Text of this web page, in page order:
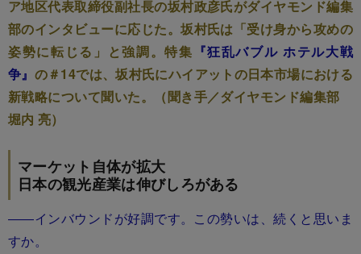
ア地区代表取締役副社長の坂村政彦氏がダイヤモンド編集
部のインタビューに応じた。坂村氏は「受け身から攻めの
姿勢に転じる」と強調。特集 『狂乱バブル ホテル大戦
争』 の＃14では、坂村氏にハイアットの日本市場における
新戦略について聞いた。（聞き手／ダイヤモンド編集部
堀内 亮）
マーケット自体が拡大
日本の観光産業は伸びしろがある
――インバウンドが好調です。この勢いは、続くと思いま
すか。